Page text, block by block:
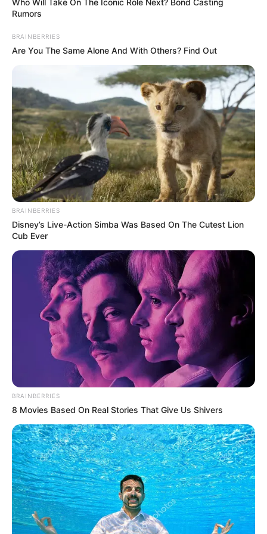
(foto: felipedecastro)
2. Jam tangan yang biasa dipakai juga bisa
menginspirasi, salah satunya menjadi sebuah
bangunan melihat bintang atau planetarium
(foto: felipedecastro)
3. Walaupun ide awal dari sebuah penghapus tidak
Who Will Take On The Iconic Role Next? Bond Casting
Rumors
BRAINBERRIES
Are You The Same Alone And With Others? Find Out
BRAINBERRIES
Disney’s Live-Action Simba Was Based On The Cutest Lion
Cub Ever
BRAINBERRIES
8 Movies Based On Real Stories That Give Us Shivers